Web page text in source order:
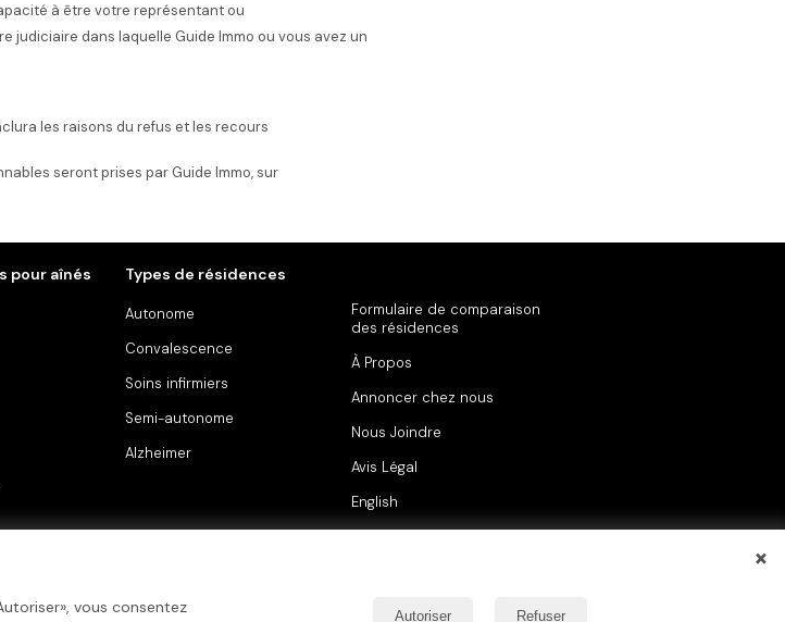
à être votre représentant ou
judiciaire dans laquelle Guide Immo ou vous avez un
les raisons du refus et les recours
seront prises par Guide Immo, sur
×
vous consentez
Autoriser Refuser
pour aînés Types de résidences
Autonome
Convalescence
Soins infirmiers
Semi-autonome
Alzheimer
Formulaire de comparaison
des résidences
À Propos
Annoncer chez nous
Nous Joindre
Avis Légal
English